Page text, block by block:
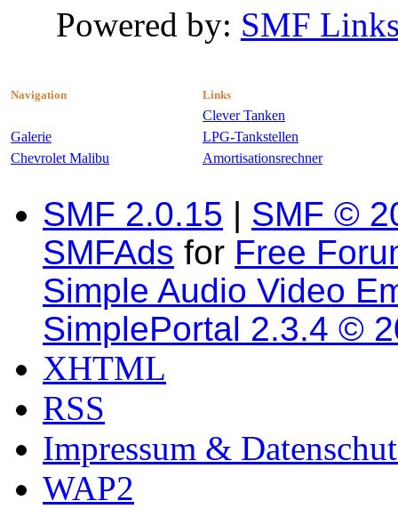
Powered by: SMF
Navigation Links
Clever Tanken
Galerie
LPG-Tankstellen
Chevrolet Malibu
Amortisationsrechner
SMF 2.0.15 | SMF ©
SMFAds for Free
Simple Audio Video
SimplePortal 2.3.4 ©
XHTML
RSS
Impressum &
WAP2